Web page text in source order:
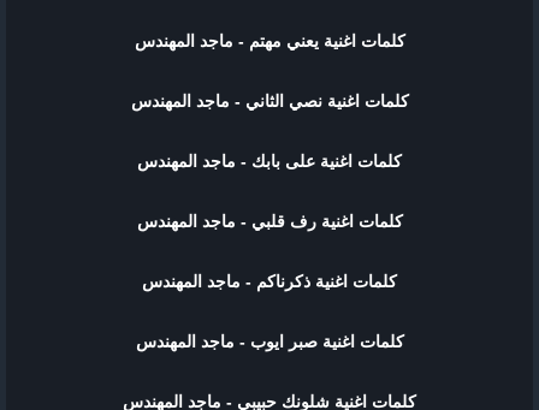
كلمات اغنية يعني مهتم - ماجد المهندس
كلمات اغنية نصي الثاني - ماجد المهندس
كلمات اغنية على بابك - ماجد المهندس
كلمات اغنية رف قلبي - ماجد المهندس
كلمات اغنية ذكرناكم - ماجد المهندس
كلمات اغنية صبر ايوب - ماجد المهندس
كلمات اغنية شلونك حبيبي - ماجد المهندس